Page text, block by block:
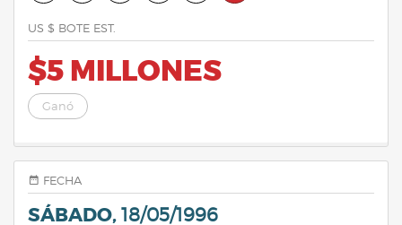
US $ BOTE EST.
$5 MILLONES
Ganó
FECHA
SÁBADO, 18/05/1996